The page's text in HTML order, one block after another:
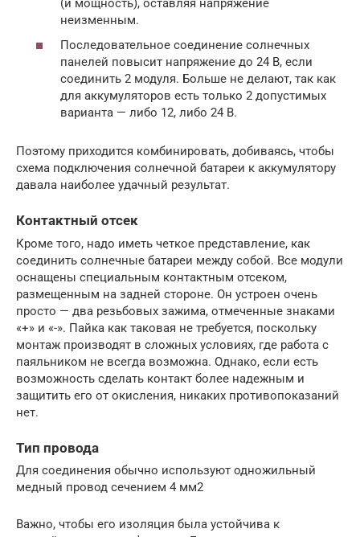
(и мощность), оставляя напряжение
неизменным.
Последовательное соединение солнечных
панелей повысит напряжение до 24 В, если
соединить 2 модуля. Больше не делают, так как
для аккумуляторов есть только 2 допустимых
варианта — либо 12, либо 24 В.
Поэтому приходится комбинировать, добиваясь, чтобы
схема подключения солнечной батареи к аккумулятору
давала наиболее удачный результат.
Контактный отсек
Кроме того, надо иметь четкое представление, как
соединить солнечные батареи между собой. Все модули
оснащены специальным контактным отсеком,
размещенным на задней стороне. Он устроен очень
просто — два резьбовых зажима, отмеченные знаками
«+» и «-». Пайка как таковая не требуется, поскольку
монтаж производят в сложных условиях, где работа с
паяльником не всегда возможна. Однако, если есть
возможность сделать контакт более надежным и
защитить его от окисления, никаких противопоказаний
нет.
Тип провода
Для соединения обычно используют одножильный
медный провод сечением 4 мм2
Важно, чтобы его изоляция была устойчива к